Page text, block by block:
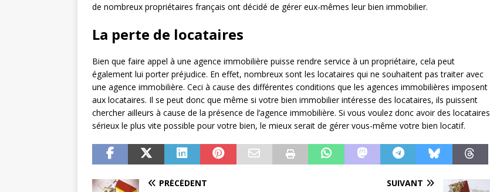
de nombreux propriétaires français ont décidé de gérer eux-mêmes leur bien immobilier.
La perte de locataires
Bien que faire appel à une agence immobilière puisse rendre service à un propriétaire, cela peut
également lui porter préjudice. En effet, nombreux sont les locataires qui ne souhaitent pas traiter avec
une agence immobilière. Ceci à cause des différentes conditions que les agences immobilières imposent
aux locataires. Il se peut donc que même si votre bien immobilier intéresse des locataires, ils puissent
chercher ailleurs à cause de la présence de l’agence immobilière. Si vous voulez donc avoir des locataires
sérieux le plus vite possible pour votre bien, le mieux serait de gérer vous-même votre bien locatif.
PRÉCÉDENT SUIVANT